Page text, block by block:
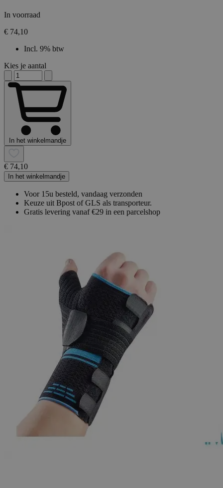
In voorraad
€ 74,10
Incl. 9% btw
Kies je aantal
In het winkelmandje
€ 74,10
In het winkelmandje
Voor 15u besteld, vandaag verzonden
Keuze uit Bpost of GLS als transporteur.
Gratis levering vanaf €29 in een parcelshop